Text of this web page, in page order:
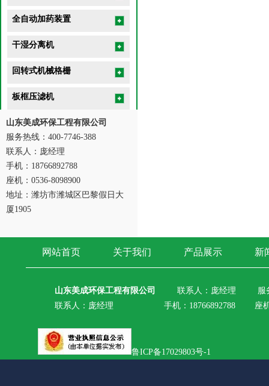
全自动加药装置
干湿分离机
回转式机械格栅
板框压滤机
山东美成环保工程有限公司
服务热线：400-7746-388
联系人：庞经理
手机：18766892788
座机：0536-8098900
地址：潍坊市潍城区巴黎假日大
厦1905
网站首页 关于我们 产品展示 新
山东美成环保工程有限公司 联系人：庞经理
服
联系人：庞经理 手机：18766892788 座机：
鲁ICP备17029803号-1